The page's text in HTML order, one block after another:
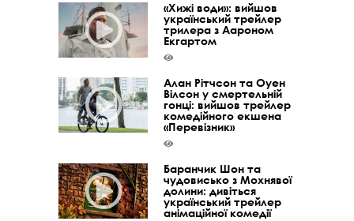
«Хижі води»: вийшов
український трейлер
трилера з Аароном
Екгартом
Алан Рітчсон та Оуен
Вілсон у смертельній
гонці: вийшов трейлер
комедійного екшена
«Перевізник»
Баранчик Шон та
чудовисько з Мохнявої
долини: дивіться
український трейлер
анімаційної комедії